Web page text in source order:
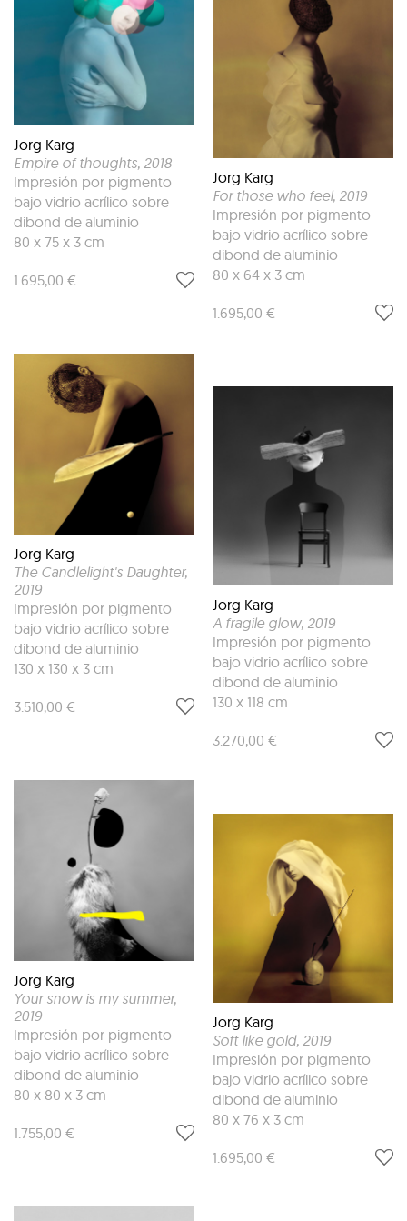
Jorg Karg
Empire of thoughts, 2018
Impresión por pigmento
bajo vidrio acrílico sobre
dibond de aluminio
80 x 75 x 3 cm
1.695,00 €
Jorg Karg
The Candlelight's Daughter,
2019
Impresión por pigmento
bajo vidrio acrílico sobre
dibond de aluminio
130 x 130 x 3 cm
3.510,00 €
Jorg Karg
Your snow is my summer,
2019
Impresión por pigmento
bajo vidrio acrílico sobre
dibond de aluminio
80 x 80 x 3 cm
1.755,00 €
Jorg Karg
For those who feel, 2019
Impresión por pigmento
bajo vidrio acrílico sobre
dibond de aluminio
80 x 64 x 3 cm
1.695,00 €
Jorg Karg
A fragile glow, 2019
Impresión por pigmento
bajo vidrio acrílico sobre
dibond de aluminio
130 x 118 cm
3.270,00 €
Jorg Karg
Soft like gold, 2019
Impresión por pigmento
bajo vidrio acrílico sobre
dibond de aluminio
80 x 76 x 3 cm
1.695,00 €